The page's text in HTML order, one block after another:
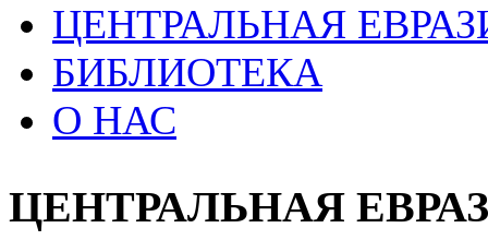
ЦЕНТРАЛЬНАЯ
БИБЛИОТЕКА
О НАС
ЦЕНТРАЛЬНАЯ